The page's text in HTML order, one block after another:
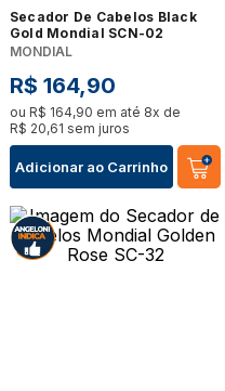
Secador De Cabelos Black
Gold Mondial SCN-02
MONDIAL
R$ 164,90
ou R$ 164,90 em até 8x de
R$ 20,61 sem juros
Adicionar ao Carrinho